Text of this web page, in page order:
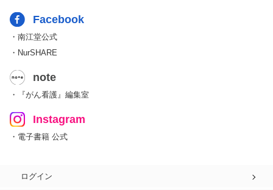
Facebook
・南江堂公式
・NurSHARE
note
・『がん看護』編集室
Instagram
・電子書籍 公式
ログイン